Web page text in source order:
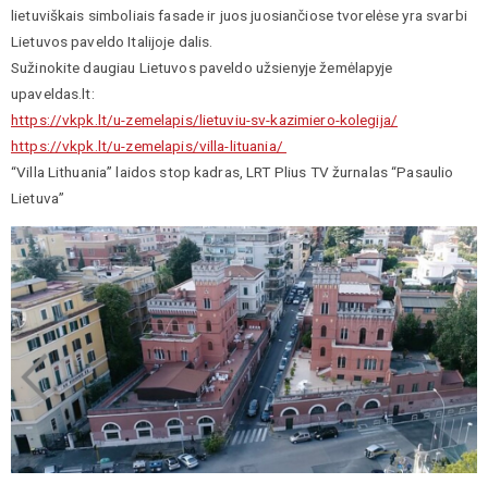
lietuviškais simboliais fasade ir juos juosiančiose tvorelėse yra svarbi
Lietuvos paveldo Italijoje dalis.
Sužinokite daugiau Lietuvos paveldo užsienyje žemėlapyje
upaveldas.lt:
https://vkpk.lt/u-zemelapis/lietuviu-sv-kazimiero-kolegija/
https://vkpk.lt/u-zemelapis/villa-lituania/
“Villa Lithuania” laidos stop kadras, LRT Plius TV žurnalas “Pasaulio
Lietuva”